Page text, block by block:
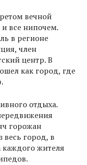
вечной
все нипочем.
в регионе
член
центр. В
как город, где
отдыха.
горожан
весь город, в
каждого жителя